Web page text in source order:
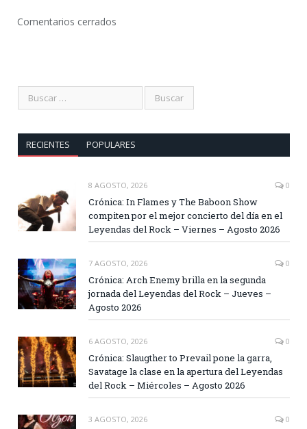
Comentarios cerrados
RECIENTES POPULARES
8 AGOSTO, 2026 0
Crónica: In Flames y The Baboon Show
compiten por el mejor concierto del día en el
Leyendas del Rock – Viernes – Agosto 2026
7 AGOSTO, 2026 0
Crónica: Arch Enemy brilla en la segunda
jornada del Leyendas del Rock – Jueves –
Agosto 2026
6 AGOSTO, 2026 0
Crónica: Slaugther to Prevail pone la garra,
Savatage la clase en la apertura del Leyendas
del Rock – Miércoles – Agosto 2026
3 AGOSTO, 2026 0